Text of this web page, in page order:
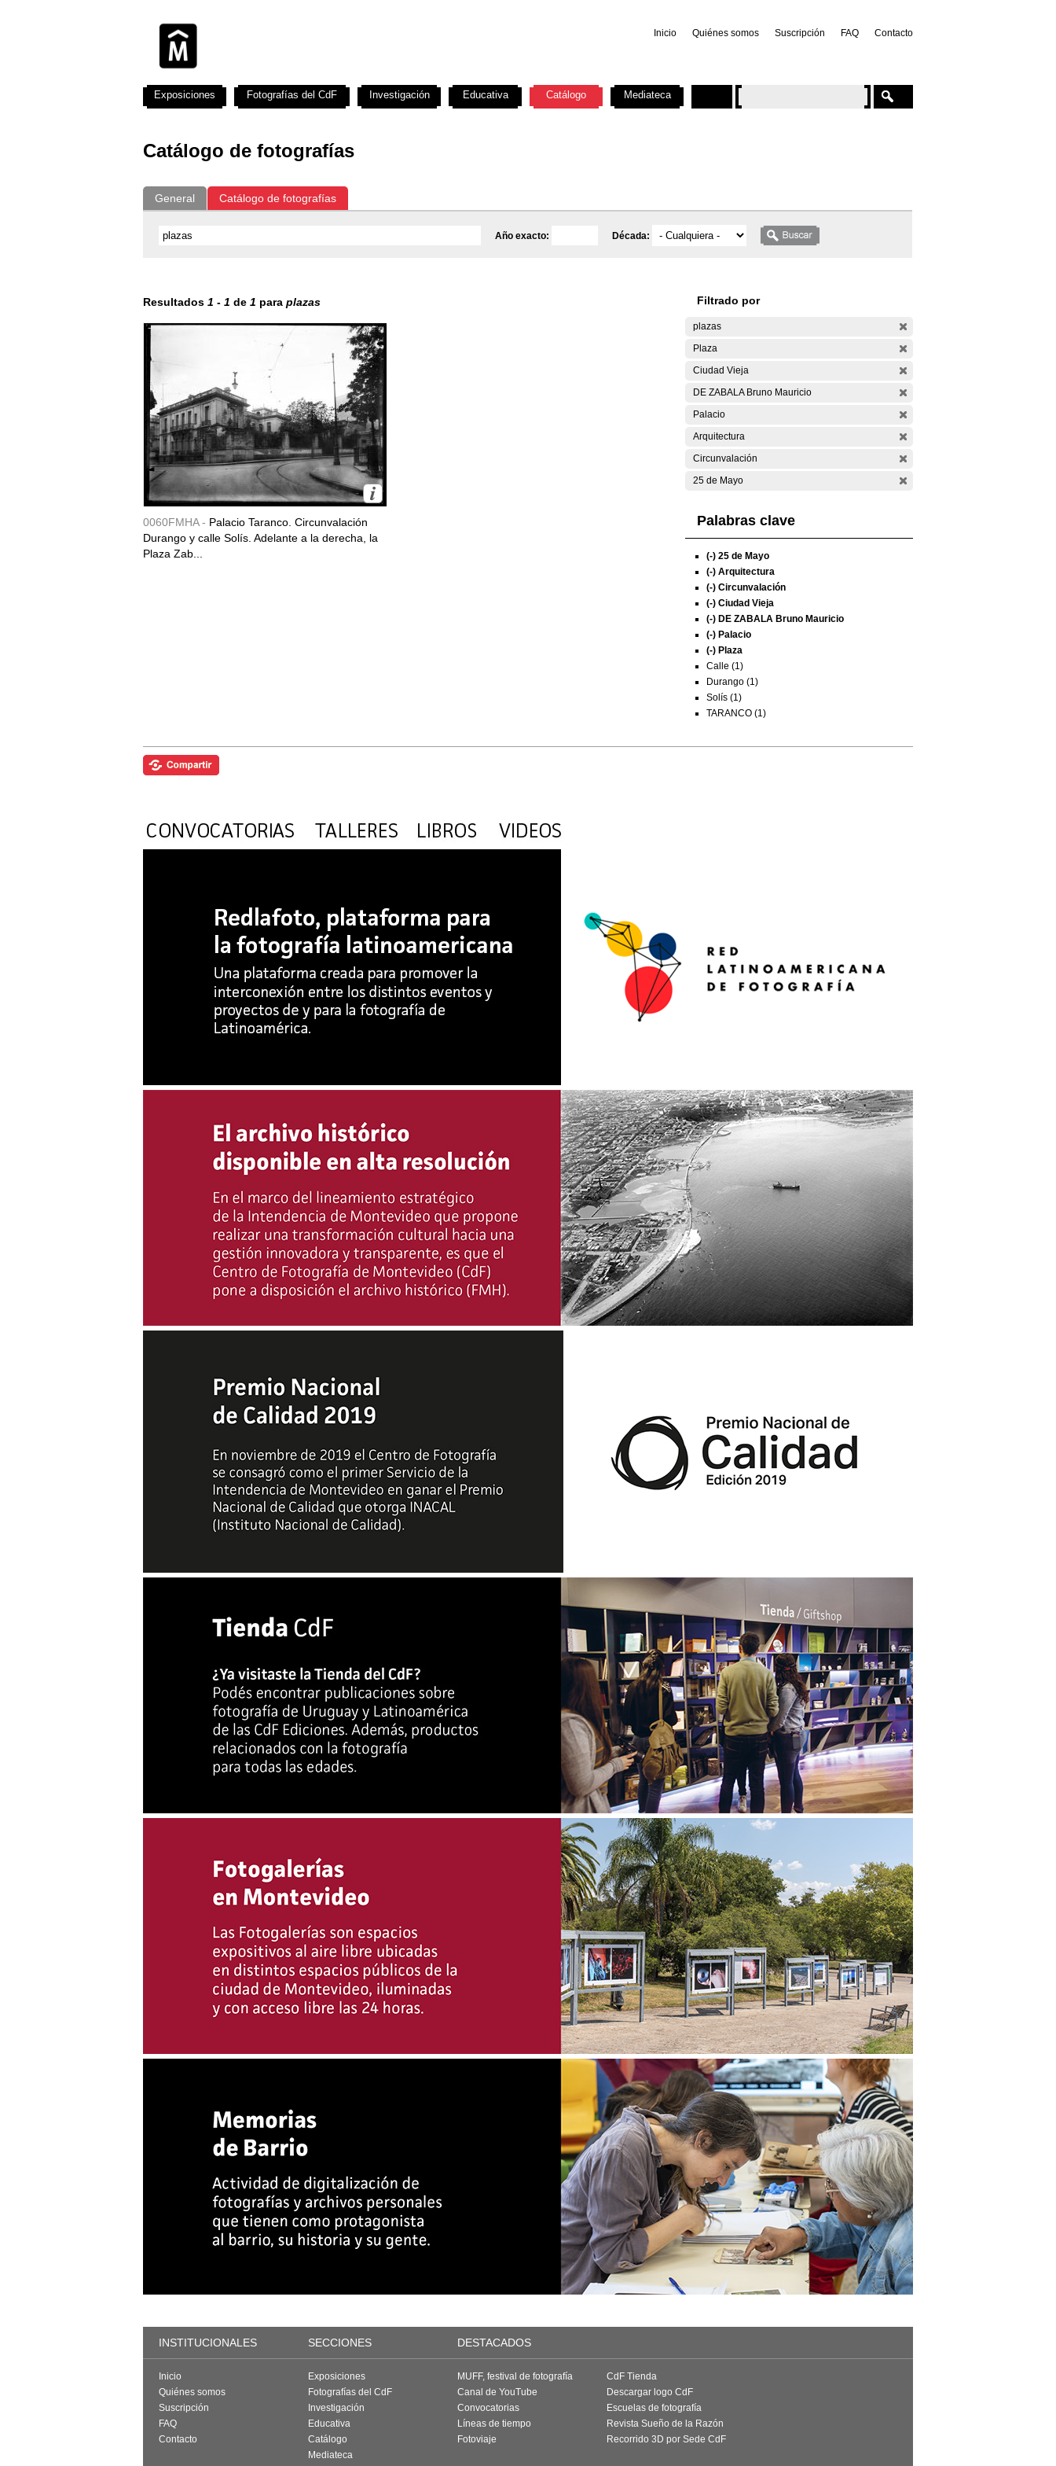
Inicio Quiénes somos Suscripción FAQ Contacto
Catálogo de fotografías
General Catálogo de fotografías
Año exacto: Década:
Resultados 1 - 1 de 1 para plazas
0060FMHA - Palacio Taranco. Circunvalación
Durango y calle Solís. Adelante a la derecha, la
Plaza Zab...
Filtrado por
plazas
Plaza
Ciudad Vieja
DE ZABALA Bruno Mauricio
Palacio
Arquitectura
Circunvalación
25 de Mayo
Palabras clave
(-) 25 de Mayo
(-) Arquitectura
(-) Circunvalación
(-) Ciudad Vieja
(-) DE ZABALA Bruno Mauricio
(-) Palacio
(-) Plaza
Calle (1)
Durango (1)
Solís (1)
TARANCO (1)
Exposiciones Fotografías del CdF Investigación Educativa Catálogo Mediateca
INSTITUCIONALES SECCIONES DESTACADOS
Inicio
Quiénes somos
Suscripción
FAQ
Contacto
Exposiciones
Fotografías del CdF
Investigación
Educativa
Catálogo
Mediateca
MUFF, festival de fotografía
Canal de YouTube
Convocatorias
Líneas de tiempo
Fotoviaje
CdF Tienda
Descargar logo CdF
Escuelas de fotografía
Revista Sueño de la Razón
Recorrido 3D por Sede CdF